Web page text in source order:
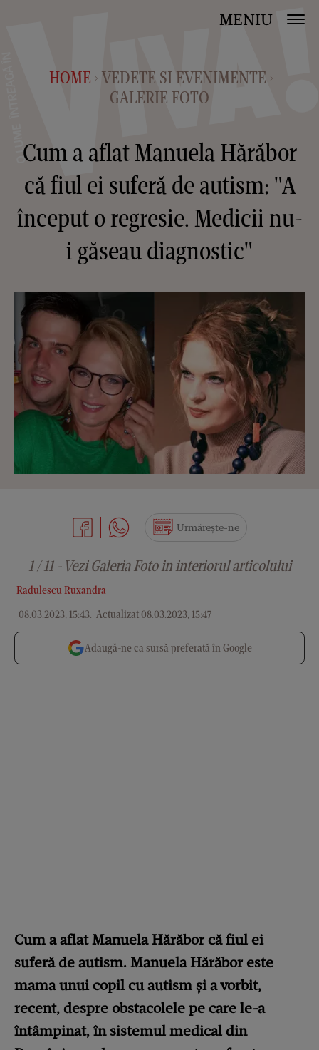
MENIU
HOME > VEDETE SI EVENIMENTE >
GALERIE FOTO
Cum a aflat Manuela Hărăbor
că fiul ei suferă de autism: "A
început o regresie. Medicii nu-
i găseau diagnostic"
Radulescu Ruxandra
08.03.2023, 15:43. Actualizat 08.03.2023, 15:47
Urmărește-ne
1 / 11 - Vezi Galeria Foto in interiorul articolului
Adaugă-ne ca sursă preferată în Google
Cum a aflat Manuela Hărăbor că fiul ei
suferă de autism. Manuela Hărăbor este
mama unui copil cu autism și a vorbit,
recent, despre obstacolele pe care le-a
întâmpinat, în sistemul medical din